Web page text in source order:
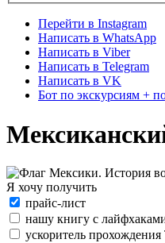
Перейти в Instagram
Написать в WhatsApp
Написать в Viber
Написать в Telegram
Написать в VK
Бот по экскурсиям +
Я хочу получить
Я
хочу
получить:
прайс-лист
нашу книгу с
ускоритель